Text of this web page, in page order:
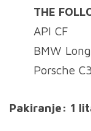
THE
API CF
BMW
Porsche
Pakiranje: 1